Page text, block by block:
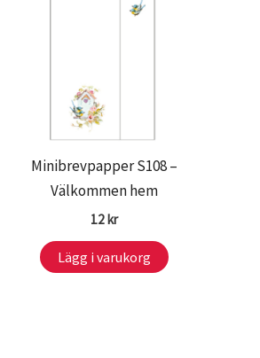
Minibrevpapper S108 –
Välkommen hem
12kr
Lägg i varukorg